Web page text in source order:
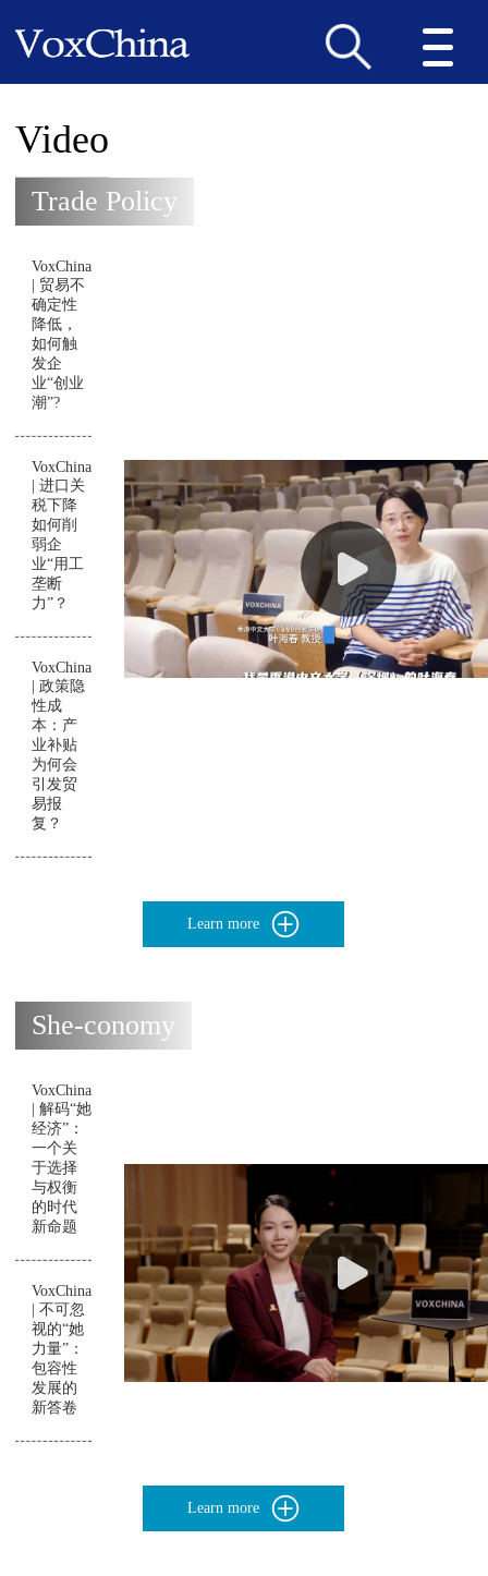
Video
Trade Policy
VoxChina
| 贸易不
确定性
降低，
如何触
发企
业“创业
潮”?
VoxChina
| 进口关
税下降
如何削
弱企
业“用工
垄断
力”？
VoxChina
| 政策隐
性成
本：产
业补贴
为何会
引发贸
易报
复？
Learn more
She-conomy
VoxChina
| 解码“她
经济”：
一个关
于选择
与权衡
的时代
新命题
VoxChina
| 不可忽
视的“她
力量”：
包容性
发展的
新答卷
Learn more